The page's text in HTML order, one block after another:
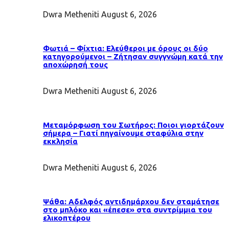
Dwra Metheniti August 6, 2026
Φωτιά – Φίχτια: Ελεύθεροι με όρους οι δύο
κατηγορούμενοι – Ζήτησαν συγγνώμη κατά την
αποχώρησή τους
Dwra Metheniti August 6, 2026
Μεταμόρφωση του Σωτήρος: Ποιοι γιορτάζουν
σήμερα – Γιατί πηγαίνουμε σταφύλια στην
εκκλησία
Dwra Metheniti August 6, 2026
Ψάθα: Αδελφός αντιδημάρχου δεν σταμάτησε
στο μπλόκο και «έπεσε» στα συντρίμμια του
ελικοπτέρου